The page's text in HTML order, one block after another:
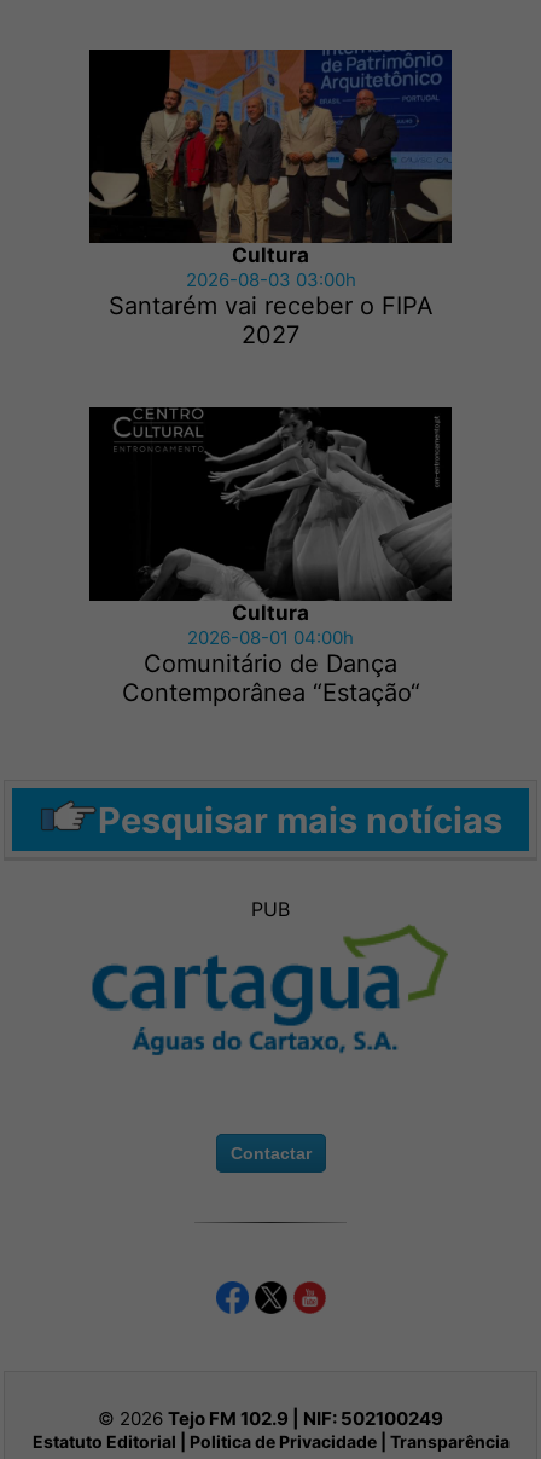
Cultura
2026-08-03 03:00h
Santarém vai receber o FIPA
2027
Cultura
2026-08-01 04:00h
Comunitário de Dança
Contemporânea “Estação“
Pesquisar mais notícias
PUB
Contactar
© 2026 Tejo FM 102.9 | NIF: 502100249
Estatuto Editorial Politica de Privacidade| Transparência